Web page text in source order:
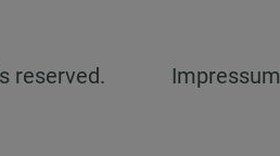
reserved. Impressum